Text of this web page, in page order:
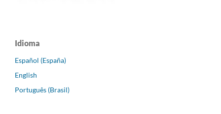
Idioma
Español (España)
English
Português (Brasil)